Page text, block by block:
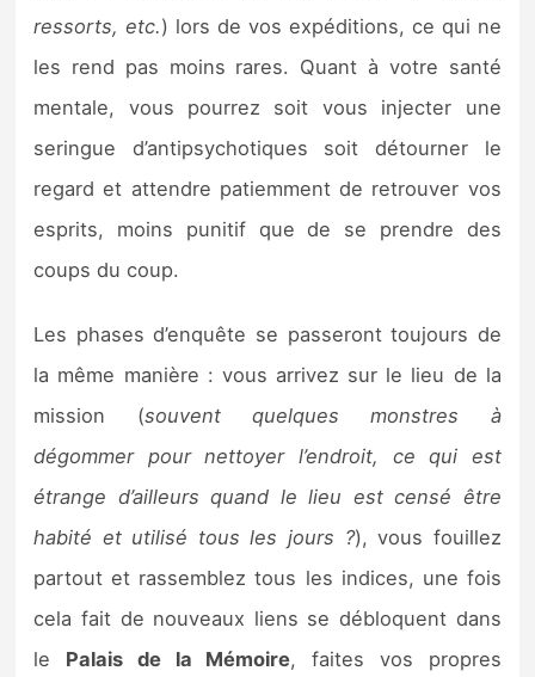
ressorts, etc.) lors de vos expéditions, ce qui ne
les rend pas moins rares. Quant à votre santé
mentale, vous pourrez soit vous injecter une
seringue d’antipsychotiques soit détourner le
regard et attendre patiemment de retrouver vos
esprits, moins punitif que de se prendre des
coups du coup.
Les phases d’enquête se passeront toujours de
la même manière : vous arrivez sur le lieu de la
mission (souvent quelques monstres à
dégommer pour nettoyer l’endroit, ce qui est
étrange d’ailleurs quand le lieu est censé être
habité et utilisé tous les jours ?), vous fouillez
partout et rassemblez tous les indices, une fois
cela fait de nouveaux liens se débloquent dans
le Palais de la Mémoire, faites vos propres